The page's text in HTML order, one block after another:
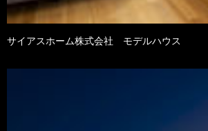
サイアスホーム株式会社 モデルハウス